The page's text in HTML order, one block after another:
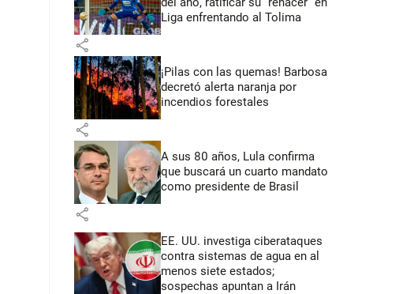
Liga enfrentando al Tolima
share
¡Pilas con las quemas! Barbosa
decretó alerta naranja por
incendios forestales
share
A sus 80 años, Lula confirma
que buscará un cuarto mandato
como presidente de Brasil
share
EE. UU. investiga ciberataques
contra sistemas de agua en al
menos siete estados;
sospechas apuntan a Irán